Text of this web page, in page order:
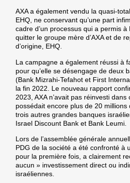
AXA a également vendu la quasi-
EHQ, ne conservant qu’une part
cadre d’un processus qui a permis
quitter le groupe mère d’AXA et de
d’origine, EHQ.
La campagne a également réussi à
pour qu’elle se désengage de deux
(Bank Mizrahi-Tefahot et First
la fin 2022. Le nouveau rapport
2023, AXA n’avait pas réinvesti
possédait encore plus de 20 millions
trois autres grandes banques
Israel Discount Bank et Bank Leumi.
Lors de l’assemblée générale
PDG de la société a été confronté à
pour la première fois, a clairement
aucun » investissement direct ou
israéliennes.